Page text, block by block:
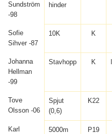
Sundström
-98
hinder
Sofie
Sihver -87
10K K
Johanna
Hellman
-99
Stavhopp K
Tove
Olsson -06
Spjut
(0,6)
K22
Karl
5000m P19